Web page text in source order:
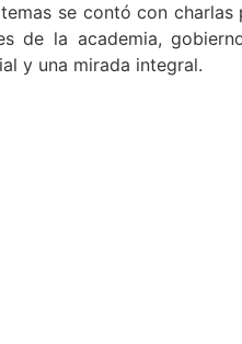
se contó con charlas
de la academia,
y una mirada integral.